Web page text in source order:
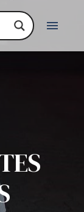
menu